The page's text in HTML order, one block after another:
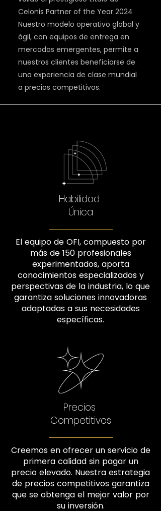
Celonis Partner of the Year 2024
Nuestro modelo operativo global y
ágil, con equipos de entrega en
mercados emergentes, permite a
nuestros clientes beneficiarse de
una experiencia de clase mundial
a precios competitivos.
Habilidad
Única
El equipo de OFI, compuesto por
más de 150 profesionales
experimentados, aporta
conocimientos especializados y
perspectivas de la industria, lo que
garantiza soluciones innovadoras
adaptadas a sus necesidades
específicas.
Precios
Competitivos
Creemos en ofrecer un servicio de
primera calidad sin pagar un
precio elevado. Nuestra estrategia
de precios competitivos garantiza
que se obtenga el mejor valor por
su inversión.